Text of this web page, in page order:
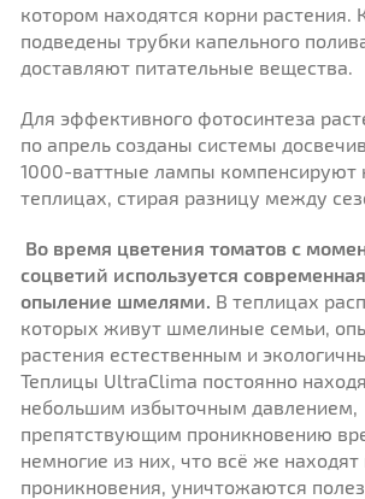
котором находятся корни растения.
подведены трубки капельного
доставляют питательные вещества.
Для эффективного фотосинтеза
по апрель созданы системы
1000-ваттные лампы компенсируют
теплицах, стирая разницу между
Во время цветения томатов с
соцветий используется
опыление шмелями. В теплицах
которых живут шмелиные семьи,
растения естественным и
Теплицы UltraClima постоянно
небольшим избыточным давлением,
препятствующим проникновению
немногие из них, что всё же находят
проникновения, уничтожаются